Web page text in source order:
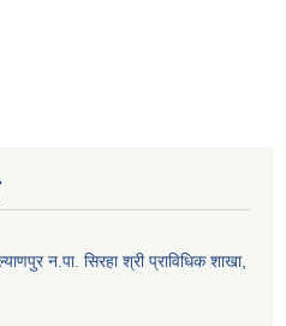
न.पा. सिरहा श्री प्राविधिक शाखा,